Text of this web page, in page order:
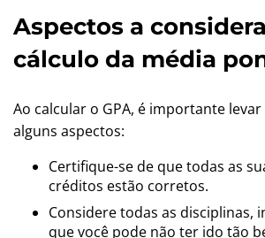
Aspectos a
cálculo da média
Ao calcular o GPA, é importante
alguns aspectos:
Certifique-se de que todas as
créditos estão corretos.
Considere todas as disciplinas,
que você pode não ter ido tão